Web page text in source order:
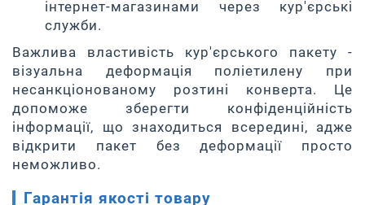
інтернет-магазинами через кур'єрські
служби.
Важлива властивість кур'єрського пакету -
візуальна деформація поліетилену при
несанкціонованому розтині конверта. Це
допоможе зберегти конфіденційність
інформації, що знаходиться всередині, адже
відкрити пакет без деформації просто
неможливо.
Гарантія якості товару